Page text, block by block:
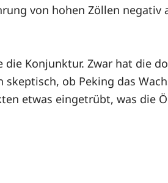
von hohen Zöllen negativ
Konjunktur. Zwar hat die
ob Peking das
etwas eingetrübt, was die